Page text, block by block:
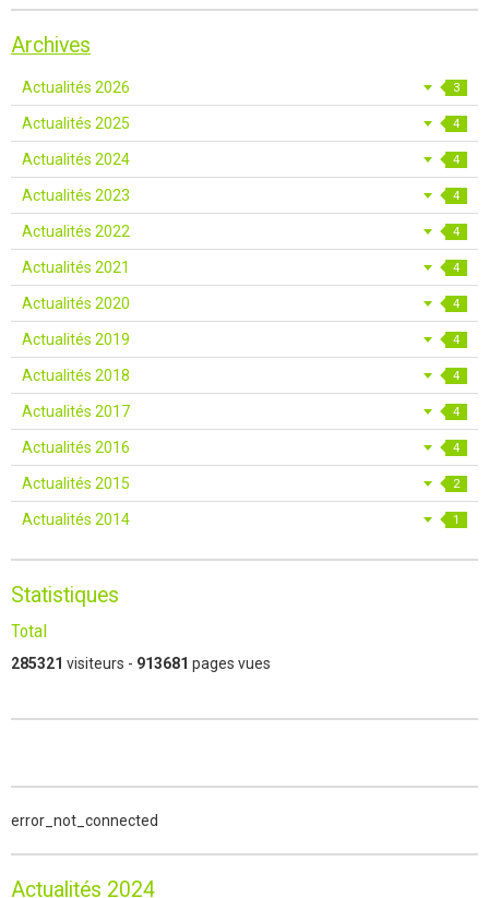
Archives
Actualités 2026 3
Actualités 2025 4
Actualités 2024 4
Actualités 2023 4
Actualités 2022 4
Actualités 2021 4
Actualités 2020 4
Actualités 2019 4
Actualités 2018 4
Actualités 2017 4
Actualités 2016 4
Actualités 2015 2
Actualités 2014 1
Statistiques
Total
285321 visiteurs - 913681 pages vues
error_not_connected
Actualités 2024